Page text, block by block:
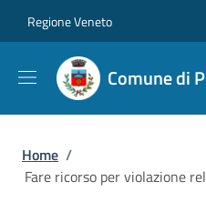
Regione Veneto
Comune di
Briciole di pane
Home /
Fare ricorso per violazione